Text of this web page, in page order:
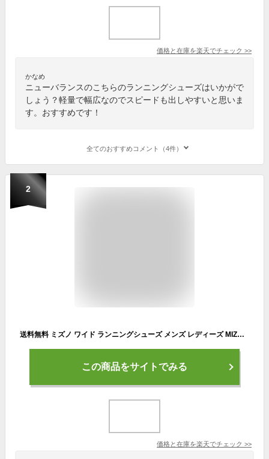
価格と在庫を楽天でチェック >>
かなめ
ニューバランスのこちらのランニングシューズはいかがで
しょう？軽量で幅広なのでスピードも出しやすいと思いま
す。おすすめです！
全てのおすすめコメント（4件）
2
送料無料 ミズノ ワイド ランニングシューズ メンズ レディーズ MIZUNO MAXIMIZER 27 マキシマイザー ランニング ジョギング ウォーキング ランシュー 軽量 幅広 通勤 通学 シューズ 靴 マキシマイザー27 K1GA2500 K1GA2502
この商品をサイトでみる
価格と在庫を楽天でチェック >>